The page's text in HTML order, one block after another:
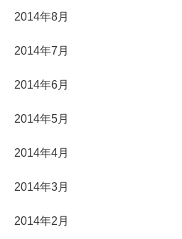
2014年8月
2014年7月
2014年6月
2014年5月
2014年4月
2014年3月
2014年2月